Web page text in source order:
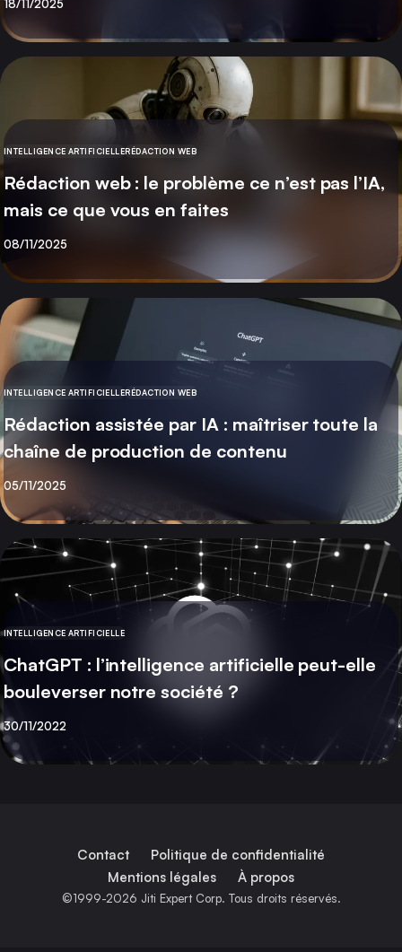
18/11/2025
CATÉGORIE
INTELLIGENCE ARTIFICIELLERÉDACTION WEB
Rédaction web : le problème ce n’est pas l’IA,
mais ce que vous en faites
Publié
08/11/2025
CATÉGORIE
INTELLIGENCE ARTIFICIELLERÉDACTION WEB
Rédaction assistée par IA : maîtriser toute la
chaîne de production de contenu
Publié
05/11/2025
CATÉGORIE
INTELLIGENCE ARTIFICIELLE
ChatGPT : l’intelligence artificielle peut-elle
bouleverser notre société ?
Publié
30/11/2022
Contact
Politique de confidentialité
Mentions légales
À propos
©1999-2026 Jiti Expert Corp. Tous droits réservés.